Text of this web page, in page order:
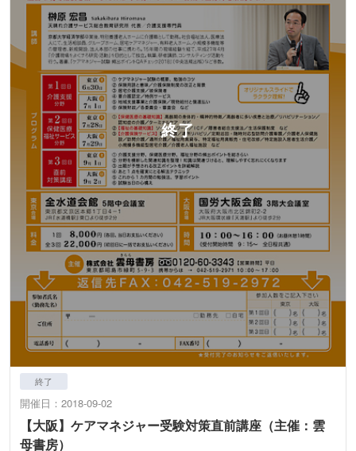
終了
開催日：2018-09-02
【大阪】ケアマネジャー受験対策直前講座（主催：雲
母書房）